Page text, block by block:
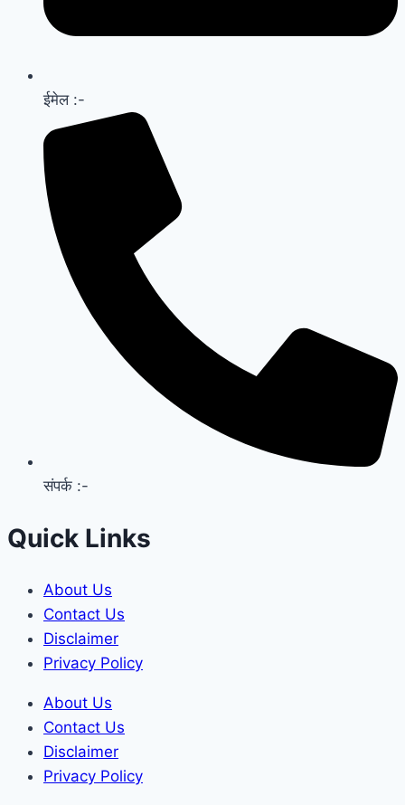
ईमेल :-
संपर्क :-
Quick Links
About Us
Contact Us
Disclaimer
Privacy Policy
About Us
Contact Us
Disclaimer
Privacy Policy